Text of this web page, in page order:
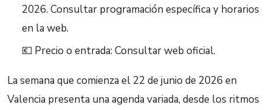
2026. Consultar programación específica y horarios
en la web.
💶 Precio o entrada: Consultar web oficial.
La semana que comienza el 22 de junio de 2026 en
Valencia presenta una agenda variada, desde los ritmos